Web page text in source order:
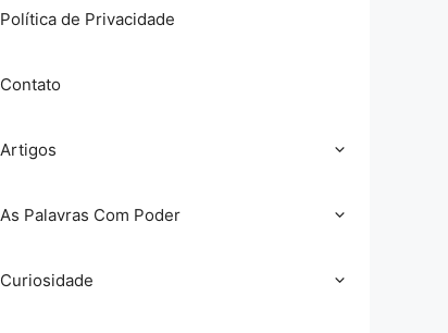
Política de Privacidade
Contato
Artigos
As Palavras Com Poder
Curiosidade